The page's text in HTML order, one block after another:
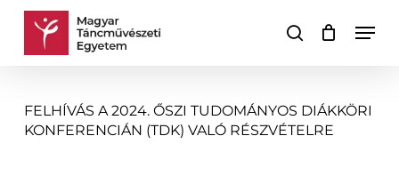
Skip
keresés
Kosár Kosár
FELHÍVÁS A 2024. ŐSZI TUDOMÁNYOS DIÁKKÖRI
KONFERENCIÁN (TDK) VALÓ RÉSZVÉTELRE